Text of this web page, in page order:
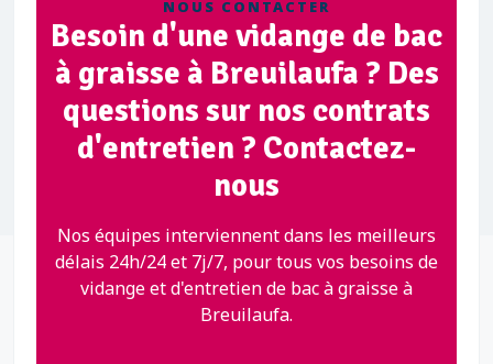
NOUS CONTACTER
Besoin d'une vidange de bac
à graisse à Breuilaufa ? Des
questions sur nos contrats
d'entretien ? Contactez-
nous
Nos équipes interviennent dans les meilleurs
délais 24h/24 et 7j/7, pour tous vos besoins de
vidange et d'entretien de bac à graisse à
Breuilaufa.